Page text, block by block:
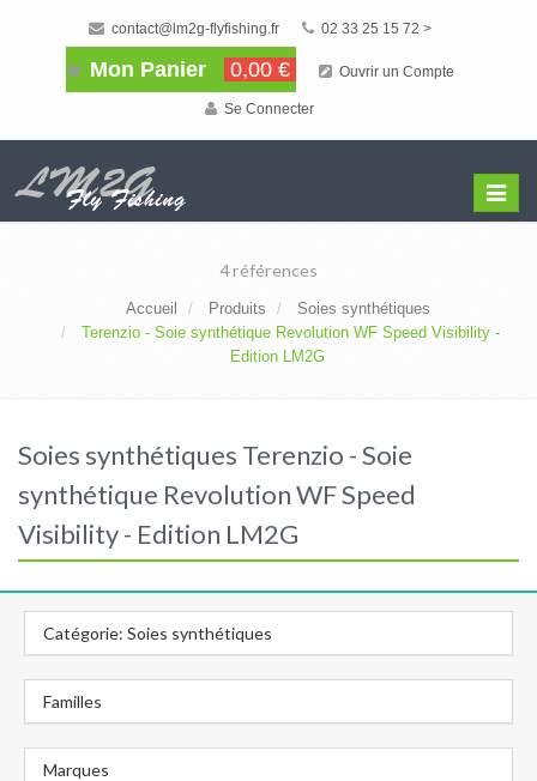
contact@lm2g-flyfishing.fr 02 33 25 15 72 >
Mon Panier 0,00 € Ouvrir un Compte
Se Connecter
Menu
4 références
Accueil Produits
Soies synthétiques
Terenzio - Soie synthétique Revolution WF Speed Visibility -
Edition LM2G
Soies synthétiques Terenzio - Soie
synthétique Revolution WF Speed
Visibility - Edition LM2G
Catégorie: Soies synthétiques
Familles
Marques